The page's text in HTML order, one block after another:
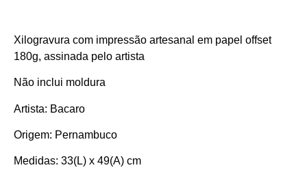
Xilogravura com impressão artesanal em papel offset
180g, assinada pelo artista
Não inclui moldura
Artista: Bacaro
Origem: Pernambuco
Medidas: 33(L) x 49(A) cm